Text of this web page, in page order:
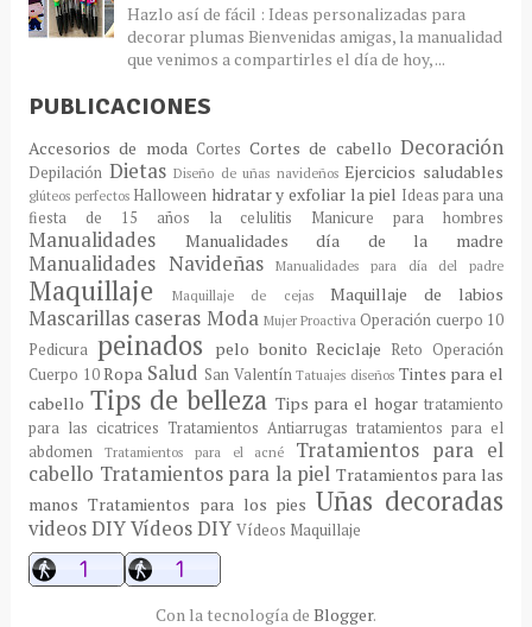
Hazlo así de fácil : Ideas personalizadas para
decorar plumas Bienvenidas amigas, la manualidad
que venimos a compartirles el día de hoy, ...
PUBLICACIONES
Accesorios de moda Cortes Cortes de cabello Decoración
Depilación Dietas Diseño de uñas navideños Ejercicios saludables
glúteos perfectos Halloween hidratar y exfoliar la piel Ideas para una
fiesta de 15 años
la celulitis Manicure para hombres
Manualidades Manualidades día de la madre
Manualidades Navideñas Manualidades para día del padre
Maquillaje Maquillaje de cejas Maquillaje de labios
Mascarillas caseras Moda Mujer Proactiva Operación cuerpo 10
Pedicura peinados pelo bonito Reciclaje Reto Operación
Cuerpo 10 Ropa Salud San Valentín Tatuajes diseños Tintes para el
cabello Tips de belleza Tips para el hogar tratamiento
para las cicatrices Tratamientos Antiarrugas tratamientos para el
abdomen
Tratamientos para el acné
Tratamientos para el
cabello Tratamientos para la piel Tratamientos para las
manos Tratamientos para los pies Uñas decoradas
videos DIYVídeos DIY Vídeos Maquillaje
Con la tecnología de Blogger.